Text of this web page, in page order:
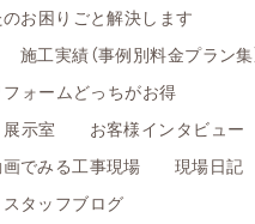
お困りごと解決します
施工実績（事例別料金プラン集
ォームどっちがお得
示室
お客様インタビュー
でみる工事現場
現場日記
スタッフブログ